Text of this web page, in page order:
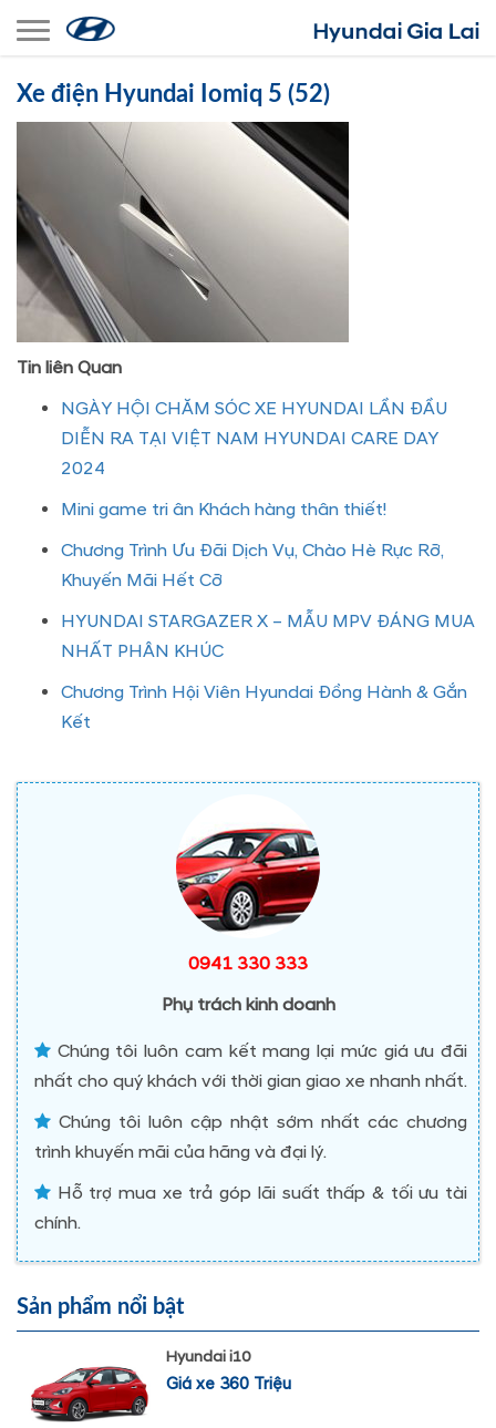
Toggle navigation
Xe điện Hyundai Iomiq 5 (52)
Tin liên Quan
NGÀY HỘI CHĂM SÓC XE HYUNDAI LẦN ĐẦU
DIỄN RA TẠI VIỆT NAM HYUNDAI CARE DAY
2024
Mini game tri ân Khách hàng thân thiết!
Chương Trình Ưu Đãi Dịch Vụ, Chào Hè Rực Rỡ,
Khuyến Mãi Hết Cỡ
HYUNDAI STARGAZER X – MẪU MPV ĐÁNG MUA
NHẤT PHÂN KHÚC
Chương Trình Hội Viên Hyundai Đồng Hành & Gắn
Kết
0941 330 333
Phụ trách kinh doanh
Chúng tôi luôn cam kết mang lại mức giá ưu đãi
nhất cho quý khách với thời gian giao xe nhanh nhất.
Chúng tôi luôn cập nhật sớm nhất các chương
trình khuyến mãi của hãng và đại lý.
Hỗ trợ mua xe trả góp lãi suất thấp & tối ưu tài
chính.
Sản phẩm nổi bật
Hyundai i10
Giá xe 360 Triệu